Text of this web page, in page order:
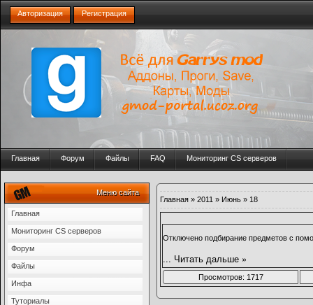
Авторизация Регистрация
Главная Форум Файлы FAQ Мониторинг CS серверов
Меню сайта
Главная
Мониторинг CS серверов
Форум
Файлы
Инфа
Туториалы
Главная » 2011 » Июнь » 18
Отключено подбирание предметов с
... Читать дальше »
Просмотров: 1717